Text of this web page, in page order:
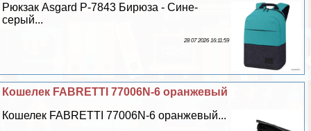
Рюкзак Asgard Р-7843 Бирюза - Сине-
серый...
28 07 2026 16:11:59
Кошелек FABRETTI 77006N-6 оранжевый
Кошелек FABRETTI 77006N-6 оранжевый...